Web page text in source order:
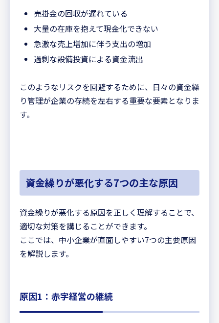
売掛金の回収が遅れている
大量の在庫を抱えて現金化できない
急激な売上増加に伴う支出の増加
過剰な設備投資による資金流出
このようなリスクを回避するために、日々の資金繰
り管理が企業の存続を左右する重要な要素となりま
す。
資金繰りが悪化する7つの主な原因
資金繰りが悪化する原因を正しく理解することで、
適切な対策を講じることができます。
ここでは、中小企業が直面しやすい7つの主要原因
を解説します。
原因1：赤字経営の継続